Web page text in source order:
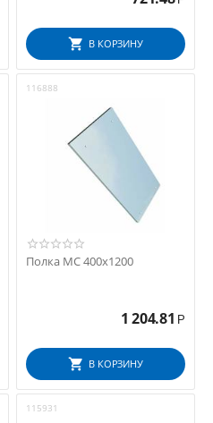
В КОРЗИНУ
116888
Полка МС 400х1200
1 204.81 Р
В КОРЗИНУ
115931